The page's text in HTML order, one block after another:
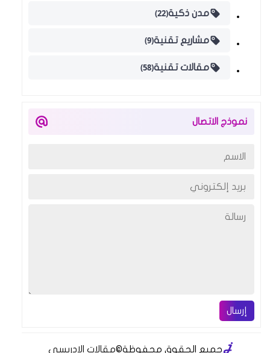
مدن ذكية(22)
مشاريع تقنية(9)
مقالات تقنية(58)
نموذج الاتصال
إرسال
جميع الحقوق محفوظة©مقالات الإدريسي